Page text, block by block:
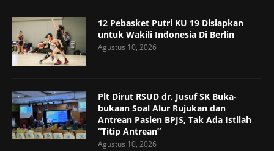
12 Pebasket Putri KU 19 Disiapkan
untuk Wakili Indonesia Di Berlin
Agustus 10, 2026
Plt Dirut RSUD dr. Jusuf SK Buka-
bukaan Soal Alur Rujukan dan
Antrean Pasien BPJS, Tak Ada Istilah
“Titip Antrean”
Agustus 10, 2026